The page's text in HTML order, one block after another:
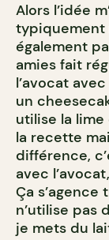
Alors l’idée
typiquement
également
amies fait
l’avocat
un
utilise la lime
la recette
différence,
avec
Ça s’agence
n’utilise pas
je mets du